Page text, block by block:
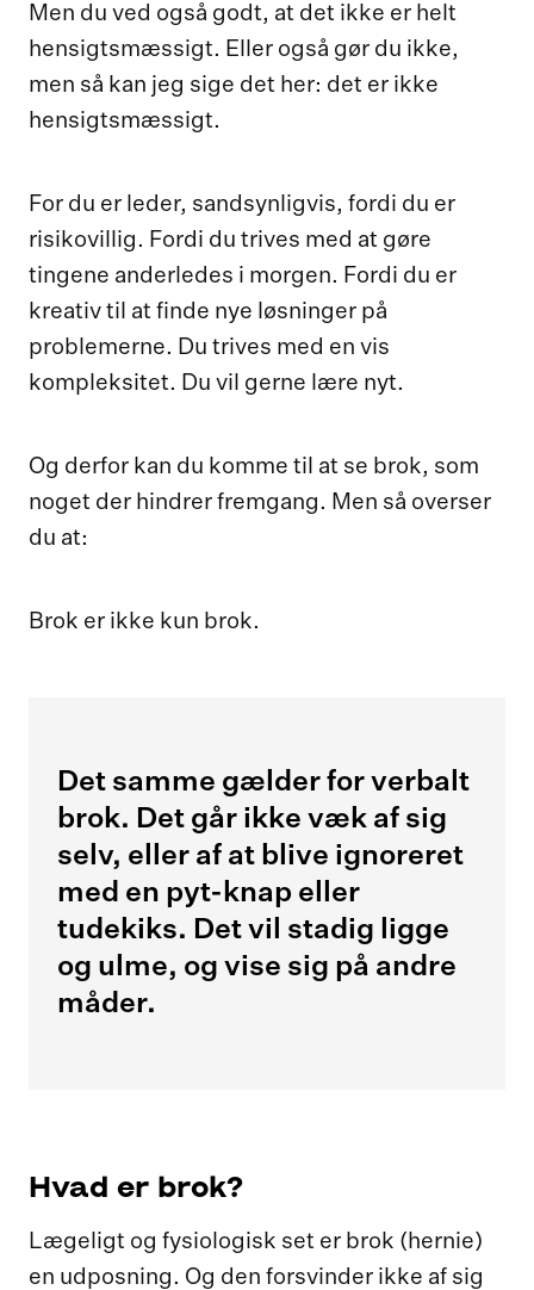
Men du ved også godt, at det ikke er helt
hensigtsmæssigt. Eller også gør du ikke,
men så kan jeg sige det her: det er ikke
hensigtsmæssigt.
For du er leder, sandsynligvis, fordi du er
risikovillig. Fordi du trives med at gøre
tingene anderledes i morgen. Fordi du er
kreativ til at finde nye løsninger på
problemerne. Du trives med en vis
kompleksitet. Du vil gerne lære nyt.
Og derfor kan du komme til at se brok, som
noget der hindrer fremgang. Men så overser
du at:
Brok er ikke kun brok.
Det samme gælder for verbalt
brok. Det går ikke væk af sig
selv, eller af at blive ignoreret
med en pyt-knap eller
tudekiks. Det vil stadig ligge
og ulme, og vise sig på andre
måder.
Hvad er brok?
Lægeligt og fysiologisk set er brok (hernie)
en udposning. Og den forsvinder ikke af sig